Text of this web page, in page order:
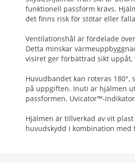
funktionell passform krävs.
det finns risk för stötar eller
Ventilationshål är fördelade
Detta minskar
visiret ger förbättrad sikt
Huvudbandet kan roteras
på uppgiften. Inuti är hjälmen
passformen. Uvicator™-
Hjälmen är tillverkad av vit
huvudskydd i kombination